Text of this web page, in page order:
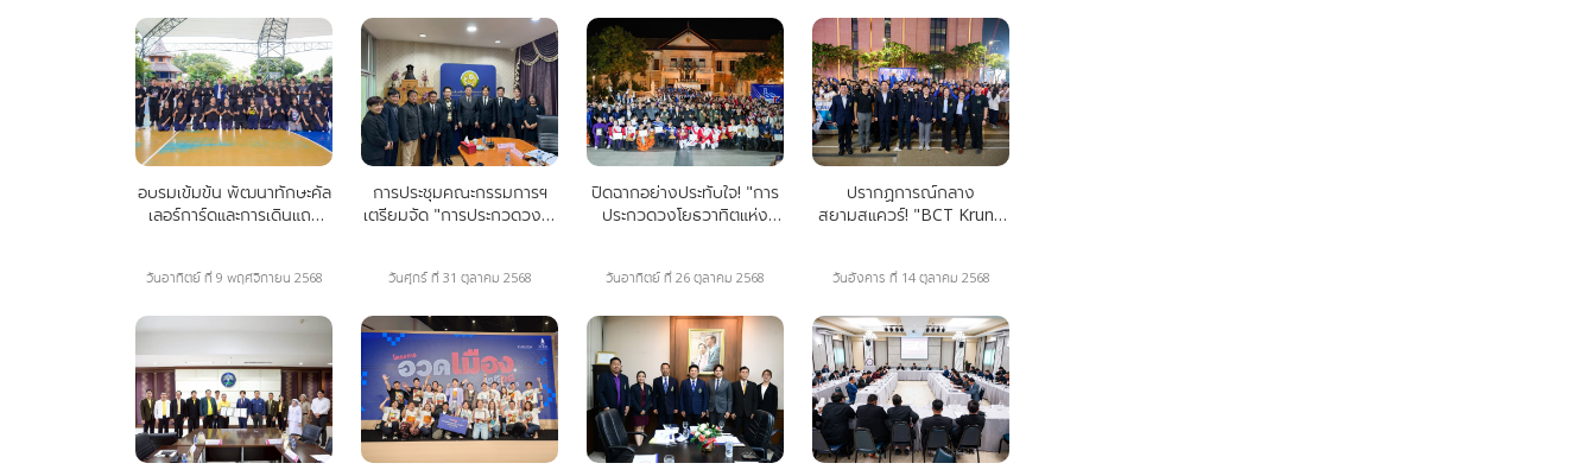
อบรมเข้มข้น พัฒนาทักษะคัล
เลอร์การ์ดและการเดินแถว
วันอาทิตย์ ที่ 9 พฤศจิกายน 2568
การประชุมคณะกรรมการฯ
เตรียมจัด "การประกวดวงโย
วันศุกร์ ที่ 31 ตุลาคม 2568
ปิดฉากอย่างประทับใจ! "การ
ประกวดวงโยธวาทิตแห่ง
กษัตริย์
วันอาทิตย์ ที่ 26 ตุลาคม 2568
ปรากฏการณ์กลาง
สยามสแควร์! "BCT Krung
โยธวาทิตใจกลางกรุง
วันอังคาร ที่ 14 ตุลาคม 2568